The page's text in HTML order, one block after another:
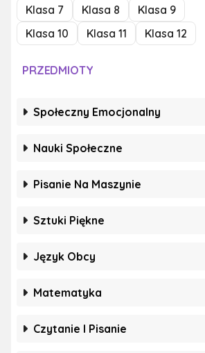
Klasa 7
Klasa 8
Klasa 9
Klasa 10
Klasa 11 Klasa 12
PRZEDMIOTY
Społeczny Emocjonalny
Nauki Społeczne
Pisanie Na Maszynie
Sztuki Piękne
Język Obcy
Matematyka
Czytanie I Pisanie